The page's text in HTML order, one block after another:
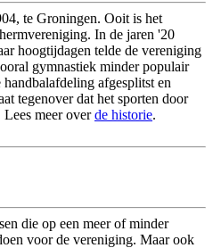
te Groningen. Ooit is het
In de jaren '20
hoogtijdagen telde de vereniging
gymnastiek minder populair
afgesplitst en
tegenover dat het sporten door
Lees meer overde historie.
die op een meer of minder
voor de vereniging. Maar ook